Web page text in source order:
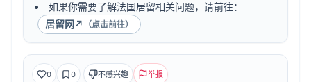
如果你需要了解法国居留相关问题，请前往：
居留网↗ （点击前往）
0 0 不感兴趣 举报